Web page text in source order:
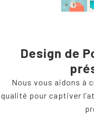
Design de
Nous vous aidons à
qualité pour captiver